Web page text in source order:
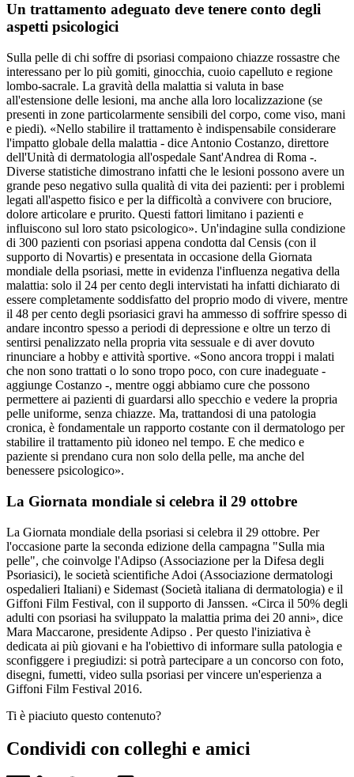
Un trattamento adeguato deve tenere conto degli
aspetti psicologici
Sulla pelle di chi soffre di psoriasi compaiono chiazze rossastre che
interessano per lo più gomiti, ginocchia, cuoio capelluto e regione
lombo-sacrale. La gravità della malattia si valuta in base
all'estensione delle lesioni, ma anche alla loro localizzazione (se
presenti in zone particolarmente sensibili del corpo, come viso, mani
e piedi). «Nello stabilire il trattamento è indispensabile considerare
l'impatto globale della malattia - dice Antonio Costanzo, direttore
dell'Unità di dermatologia all'ospedale Sant'Andrea di Roma -.
Diverse statistiche dimostrano infatti che le lesioni possono avere un
grande peso negativo sulla qualità di vita dei pazienti: per i problemi
legati all'aspetto fisico e per la difficoltà a convivere con bruciore,
dolore articolare e prurito. Questi fattori limitano i pazienti e
influiscono sul loro stato psicologico». Un'indagine sulla condizione
di 300 pazienti con psoriasi appena condotta dal Censis (con il
supporto di Novartis) e presentata in occasione della Giornata
mondiale della psoriasi, mette in evidenza l'influenza negativa della
malattia: solo il 24 per cento degli intervistati ha infatti dichiarato di
essere completamente soddisfatto del proprio modo di vivere, mentre
il 48 per cento degli psoriasici gravi ha ammesso di soffrire spesso di
andare incontro spesso a periodi di depressione e oltre un terzo di
sentirsi penalizzato nella propria vita sessuale e di aver dovuto
rinunciare a hobby e attività sportive. «Sono ancora troppi i malati
che non sono trattati o lo sono tropo poco, con cure inadeguate -
aggiunge Costanzo -, mentre oggi abbiamo cure che possono
permettere ai pazienti di guardarsi allo specchio e vedere la propria
pelle uniforme, senza chiazze. Ma, trattandosi di una patologia
cronica, è fondamentale un rapporto costante con il dermatologo per
stabilire il trattamento più idoneo nel tempo. E che medico e
paziente si prendano cura non solo della pelle, ma anche del
benessere psicologico».
La Giornata mondiale si celebra il 29 ottobre
La Giornata mondiale della psoriasi si celebra il 29 ottobre. Per
l'occasione parte la seconda edizione della campagna "Sulla mia
pelle", che coinvolge l'Adipso (Associazione per la Difesa degli
Psoriasici), le società scientifiche Adoi (Associazione dermatologi
ospedalieri Italiani) e Sidemast (Società italiana di dermatologia) e il
Giffoni Film Festival, con il supporto di Janssen. «Circa il 50% degli
adulti con psoriasi ha sviluppato la malattia prima dei 20 anni», dice
Mara Maccarone, presidente Adipso . Per questo l'iniziativa è
dedicata ai più giovani e ha l'obiettivo di informare sulla patologia e
sconfiggere i pregiudizi: si potrà partecipare a un concorso con foto,
disegni, fumetti, video sulla psoriasi per vincere un'esperienza a
Giffoni Film Festival 2016.
Ti è piaciuto questo contenuto?
Condividi con colleghi e amici